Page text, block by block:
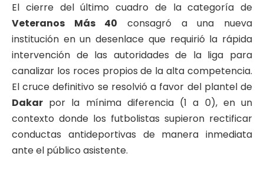
El cierre del último cuadro de la categoría de
Veteranos Más 40 consagró a una nueva
institución en un desenlace que requirió la rápida
intervención de las autoridades de la liga para
canalizar los roces propios de la alta competencia.
El cruce definitivo se resolvió a favor del plantel de
Dakar por la mínima diferencia (1 a 0), en un
contexto donde los futbolistas supieron rectificar
conductas antideportivas de manera inmediata
ante el público asistente.